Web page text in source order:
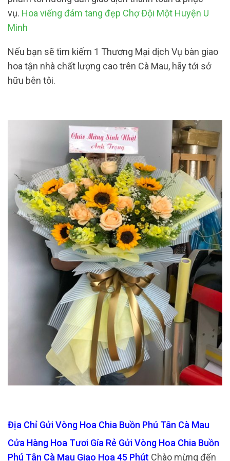
vụ. Hoa viếng đám tang đẹp Chợ Đội Một Huyện U
Minh
Nếu bạn sẽ tìm kiếm 1 Thương Mại dịch Vụ bàn giao
hoa tận nhà chất lượng cao trên Cà Mau, hãy tới sở
hữu bên tôi.
Địa Chỉ Gửi Vòng Hoa Chia Buồn Phú Tân Cà Mau
Cửa Hàng Hoa Tươi Gía Rẻ Gửi Vòng Hoa Chia Buồn
Phú Tân Cà Mau Giao Hoa 45 Phút Chào mừng đến